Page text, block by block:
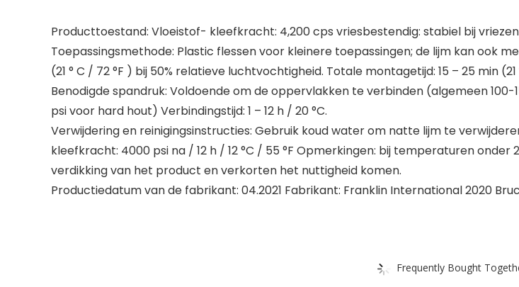
Producttoestand: Vloeistof- kleefkracht: 4,200 cps vriesbestendig: stabiel bij
Toepassingsmethode: Plastic flessen voor kleinere toepassingen; de lijm kan ook
(21 ° C / 72 °F ) bij 50% relatieve luchtvochtigheid. Totale montagetijd: 15 – 25 min
Benodigde spandruk: Voldoende om de oppervlakken te verbinden (algemeen
psi voor hard hout) Verbindingstijd: 1 – 12 h / 20 °C.
Verwijdering en reinigingsinstructies: Gebruik koud water om natte lijm te
kleefkracht: 4000 psi na / 12 h / 12 °C / 55 °F Opmerkingen: bij temperaturen
verdikking van het product en verkorten het nuttigheid komen.
Productiedatum van de fabrikant: 04.2021 Fabrikant: Franklin International 2020
Frequently Bought